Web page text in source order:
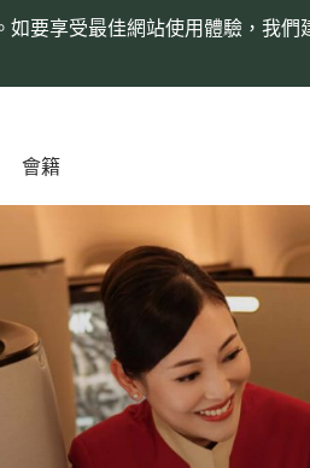
如要享受最佳網站使用體驗，我
會籍